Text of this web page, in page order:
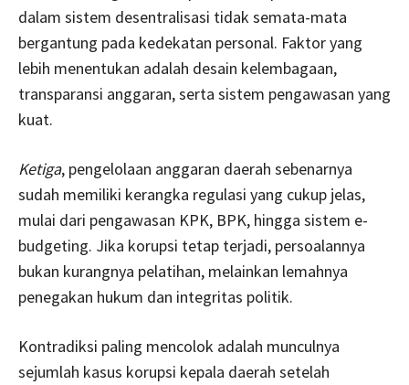
dalam sistem desentralisasi tidak semata-mata
bergantung pada kedekatan personal. Faktor yang
lebih menentukan adalah desain kelembagaan,
transparansi anggaran, serta sistem pengawasan yang
kuat.
Ketiga, pengelolaan anggaran daerah sebenarnya
sudah memiliki kerangka regulasi yang cukup jelas,
mulai dari pengawasan KPK, BPK, hingga sistem e-
budgeting. Jika korupsi tetap terjadi, persoalannya
bukan kurangnya pelatihan, melainkan lemahnya
penegakan hukum dan integritas politik.
Kontradiksi paling mencolok adalah munculnya
sejumlah kasus korupsi kepala daerah setelah